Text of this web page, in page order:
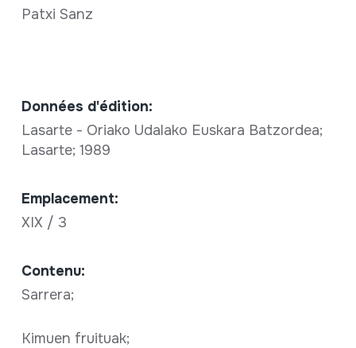
Patxi Sanz
Données d'édition:
Lasarte - Oriako Udalako Euskara Batzordea;
Lasarte; 1989
Emplacement:
XIX / 3
Contenu:
Sarrera;
Kimuen fruituak;